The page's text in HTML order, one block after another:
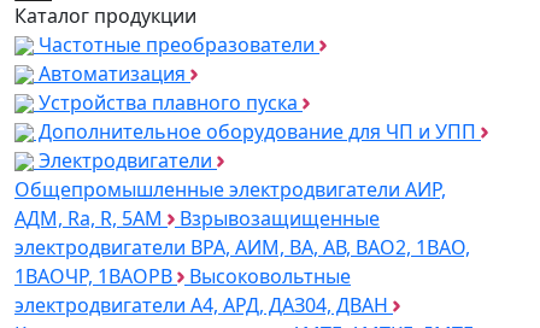
Каталог продукции
Частотные преобразователи
Автоматизация
Устройства плавного пуска
Дополнительное оборудование для ЧП и УПП
Электродвигатели
Общепромышленные электродвигатели АИР,
АДМ, Ra, R, 5AM
Взрывозащищенные
электродвигатели ВРА, АИМ, ВА, АВ, ВАO2, 1ВАО,
1ВАОЧР, 1ВАОРВ
Высоковольтные
электродвигатели A4, АРД, ДАЗ04, ДВАН